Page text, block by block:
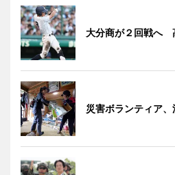
大分商が２回戦へ
災害ボランティア